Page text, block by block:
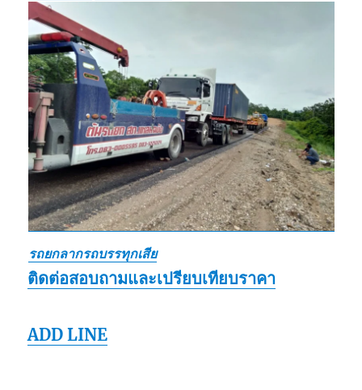
รถยกลากรถบรรทุกเสีย
ติดต่อสอบถามและเปรียบเทียบราคา
ADD LINE